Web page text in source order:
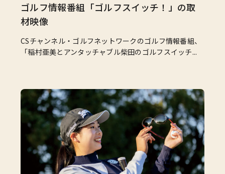
ゴルフ情報番組「ゴルフスイッチ！」の取
材映像
CSチャンネル・ゴルフネットワークのゴルフ情報番組、
「稲村亜美とアンタッチャブル柴田のゴルフスイッチ...